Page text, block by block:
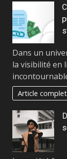
Dans un
la visibilité en
Article complet